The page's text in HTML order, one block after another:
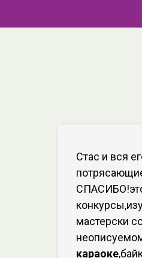
Стас и вся
мастерски
караоке